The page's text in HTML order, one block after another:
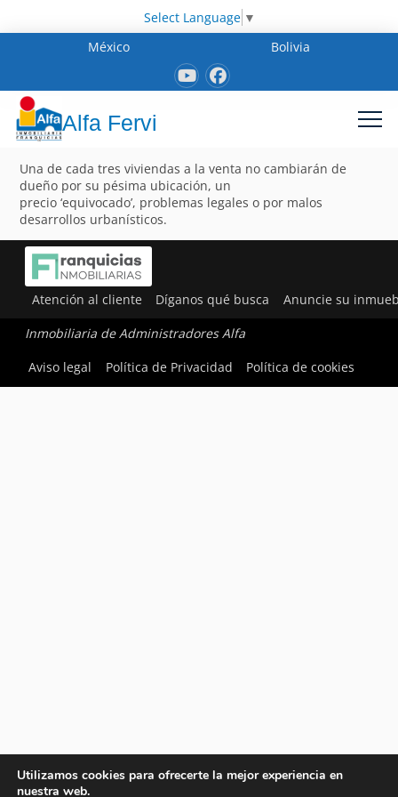
Select Language ▼
México
Bolivia
Alfa Fervi
Una de cada tres viviendas a la venta no cambiarán de
dueño por su pésima ubicación, un
precio ‘equivocado’, problemas legales o por malos
desarrollos urbanísticos.
Atención al cliente Díganos qué busca Anuncie su
Inmobiliaria de Administradores Alfa
Aviso legal
Política de Privacidad Política de cookies
Utilizamos cookies para ofrecerte la mejor experiencia en
nuestra web.